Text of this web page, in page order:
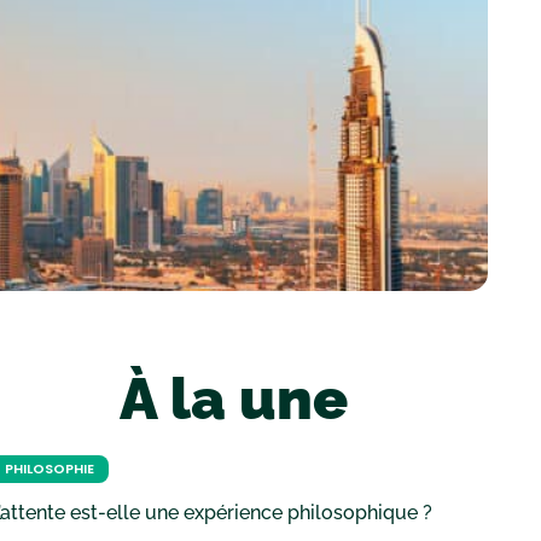
À la une
PHILOSOPHIE
est-elle une expérience philosophique ?